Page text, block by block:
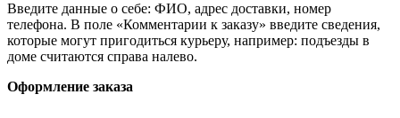
Введите данные о себе: ФИО, адрес доставки, номер
телефона. В поле «Комментарии к заказу» введите сведения,
которые могут пригодиться курьеру, например: подъезды в
доме считаются справа налево.
Оформление заказа